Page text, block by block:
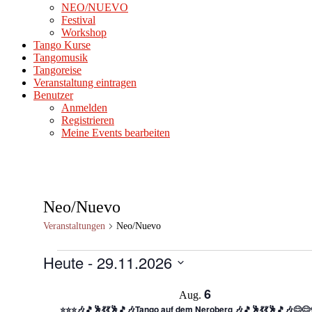
NEO/NUEVO
Festival
Workshop
Tango Kurse
Tangomusik
Tangoreise
Veranstaltung eintragen
Benutzer
Anmelden
Registrieren
Meine Events bearbeiten
Neo/Nuevo
Veranstaltungen Neo/Nuevo
Veranstaltungen
Heute - 29.11.2026
Aug. 6
⭐⭐⭐🎶🎵🕺💃💃🕺🎵🎶Tango auf dem Neroberg